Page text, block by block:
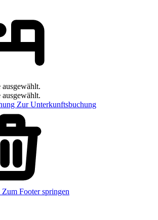
Zur Unterkunftsbuchung
Zum Footer springen